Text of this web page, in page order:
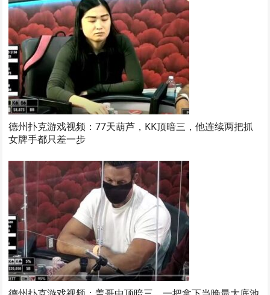
德州扑克游戏视频：77天葫芦，KK顶暗三，他连续两把抓
女牌手都只差一步